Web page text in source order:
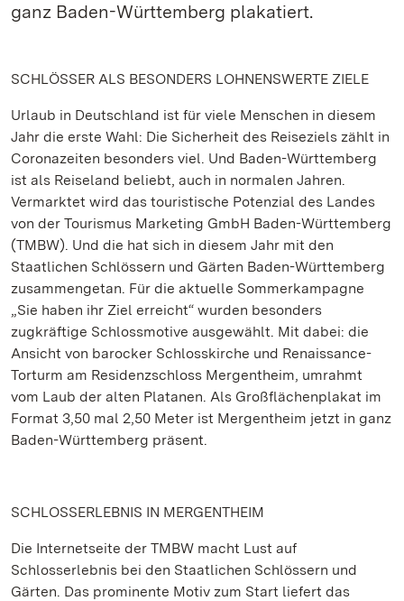
ganz Baden-Württemberg plakatiert.
SCHLÖSSER ALS BESONDERS LOHNENSWERTE ZIELE
Urlaub in Deutschland ist für viele Menschen in diesem
Jahr die erste Wahl: Die Sicherheit des Reiseziels zählt in
Coronazeiten besonders viel. Und Baden-Württemberg
ist als Reiseland beliebt, auch in normalen Jahren.
Vermarktet wird das touristische Potenzial des Landes
von der Tourismus Marketing GmbH Baden-Württemberg
(TMBW). Und die hat sich in diesem Jahr mit den
Staatlichen Schlössern und Gärten Baden-Württemberg
zusammengetan. Für die aktuelle Sommerkampagne
„Sie haben ihr Ziel erreicht“ wurden besonders
zugkräftige Schlossmotive ausgewählt. Mit dabei: die
Ansicht von barocker Schlosskirche und Renaissance-
Torturm am Residenzschloss Mergentheim, umrahmt
vom Laub der alten Platanen. Als Großflächenplakat im
Format 3,50 mal 2,50 Meter ist Mergentheim jetzt in ganz
Baden-Württemberg präsent.
SCHLOSSERLEBNIS IN MERGENTHEIM
Die Internetseite der TMBW macht Lust auf
Schlosserlebnis bei den Staatlichen Schlössern und
Gärten. Das prominente Motiv zum Start liefert das